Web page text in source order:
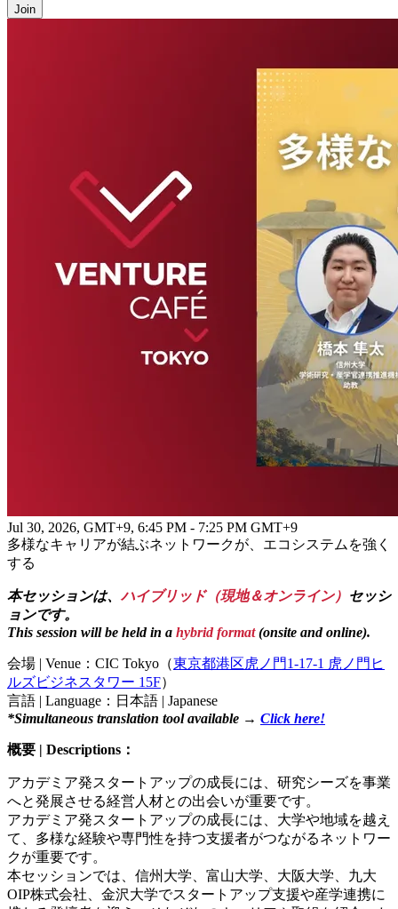
Join
Jul 30, 2026, GMT+9, 6:45 PM - 7:25 PM GMT+9
多様なキャリアが結ぶネットワークが、エコシステムを強く
する
本セッションは、 ハイブリッド（現地＆オンライン） セッシ
ョンです。
This session will be held in a hybrid format(onsite and online).
会場 | Venue：CIC Tokyo（東京都港区虎ノ門1-17-1 虎ノ門ヒ
ルズビジネスタワー 15F）
言語 | Language：日本語 | Japanese
*Simultaneous translation tool available → Click here!
概要 | Descriptions：
アカデミア発スタートアップの成長には、研究シーズを事業
へと発展させる経営人材との出会いが重要です。
アカデミア発スタートアップの成長には、大学や地域を越え
て、多様な経験や専門性を持つ支援者がつながるネットワー
クが重要です。
本セッションでは、信州大学、富山大学、大阪大学、九大
OIP株式会社、金沢大学でスタートアップ支援や産学連携に